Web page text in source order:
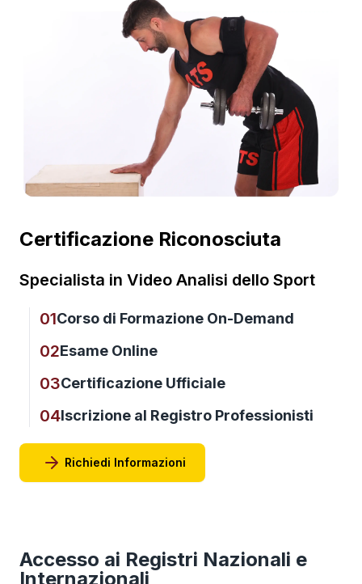
Certificazione Riconosciuta
Specialista in Video Analisi dello Sport
01Corso di Formazione On-Demand
02Esame Online
03Certificazione Ufficiale
04Iscrizione al Registro Professionisti
Richiedi Informazioni
Accesso ai Registri Nazionali e
Internazionali